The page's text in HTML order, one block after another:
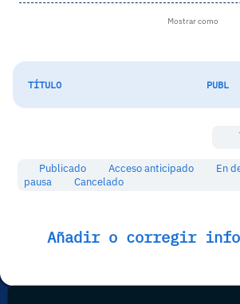
Mostrar como
TÍTULO PUBL
Publicado Acceso anticipado En
pausa
Cancelado
Añadir o corregir